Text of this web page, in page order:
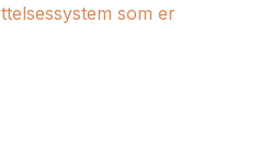
som er